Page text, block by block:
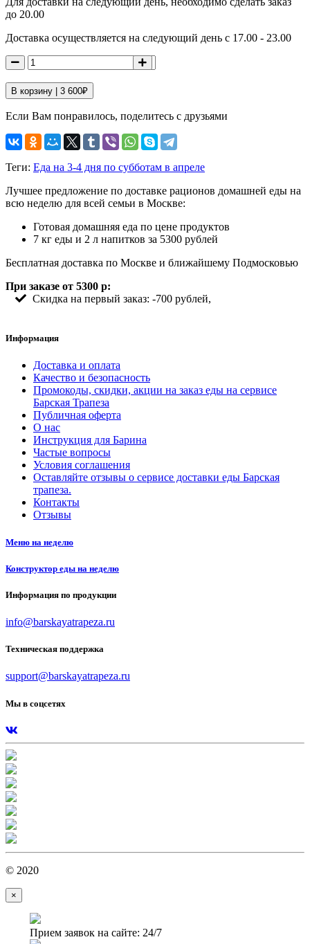
до 20.00
Доставка осуществляется на следующий день с 17.00 - 23.00
В корзину | 3 600₽
Если Вам понравилось, поделитесь с друзьями
Теги: Еда на 3-4 дня по субботам в апреле
Лучшее предложение по доставке рационов домашней еды на
всю неделю для всей семьи в Москве:
Готовая домашняя еда по цене продуктов
7 кг еды и 2 л напитков за 5300 рублей
Бесплатная доставка по Москве и ближайшему Подмосковью
При заказе от 5300 р:
Скидка на первый заказ: -700 рублей,
Информация
Доставка и оплата
Качество и безопасность
Промокоды, скидки, акции на заказ еды на сервисе
Барская Трапеза
Публичная оферта
О нас
Инструкция для Барина
Частые вопросы
Условия соглашения
Оставляйте отзывы о сервисе доставки еды Барская
трапеза.
Контакты
Отзывы
Меню на неделю
Конструктор еды на неделю
Информация по продукции
info@barskayatrapeza.ru
Техническая поддержка
support@barskayatrapeza.ru
Мы в соцсетях
© 2020
×
Прием заявок на сайте: 24/7